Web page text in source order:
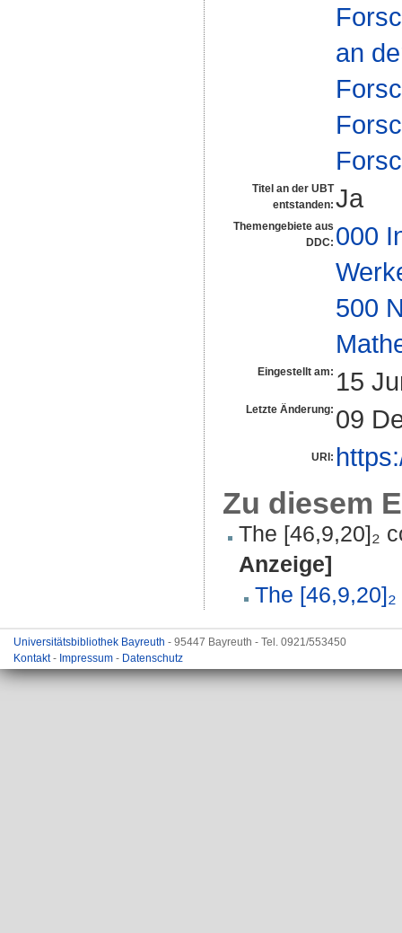
an
Titel an der UBT
entstanden: Ja
Themengebiete aus
DDC: 000
500
Eingestellt am: 15
Letzte Änderung: 09
URI:
Zu diesem
The [46,9,20]₂
Anzeige]
The
Universitätsbibliothek Bayreuth - 95447 Bayreuth - Tel. 0921/553450
Kontakt- Impressum - Datenschutz